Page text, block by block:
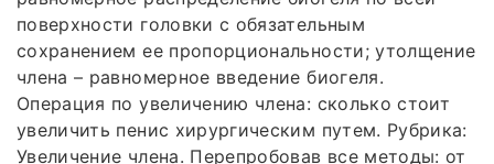
поверхности головки с обязательным
сохранением ее пропорциональности; утолщение
члена – равномерное введение биогеля.
Операция по увеличению члена: сколько стоит
увеличить пенис хирургическим путем. Рубрика:
Увеличение члена. Перепробовав все методы: от